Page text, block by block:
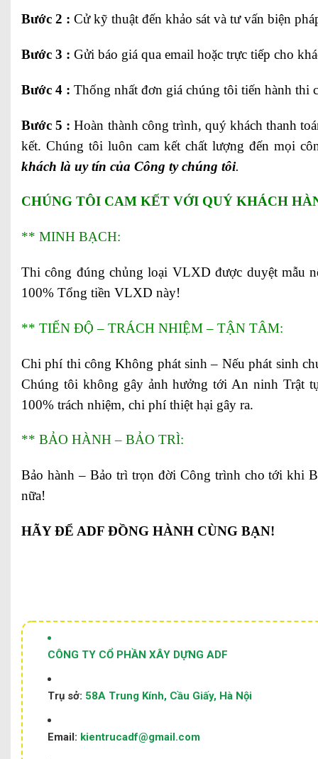
Bước 2 : Cử kỹ thuật đến khảo sát và tư vấn biện
Bước 3 : Gửi báo giá qua email hoặc trực tiếp cho
Bước 4 : Thống nhất đơn giá chúng tôi tiến hành thi
Bước 5 : Hoàn thành công trình, quý khách thanh
kết. Chúng tôi luôn cam kết chất lượng đến mọi
khách là uy tín của Công ty chúng tôi.
CHÚNG TÔI CAM KẾT VỚI QUÝ KHÁCH
** MINH BẠCH:
Thi công đúng chủng loại VLXD được duyệt mẫu
100% Tổng tiền VLXD này!
** TIẾN ĐỘ – TRÁCH NHIỆM – TẬN TÂM:
Chi phí thi công Không phát sinh – Nếu phát sinh
Chúng tôi không gây ảnh hưởng tới An ninh Trật
100% trách nhiệm, chi phí thiệt hại gây ra.
** BẢO HÀNH – BẢO TRÌ:
Bảo hành – Bảo trì trọn đời Công trình cho tới khi
nữa!
HÃY ĐỂ ADF ĐỒNG HÀNH CÙNG BẠN!
CÔNG TY CỔ PHẦN XÂY DỰNG ADF
Trụ sở: 58A Trung Kính, Cầu Giấy, Hà Nội
Email: kientrucadf@gmail.com